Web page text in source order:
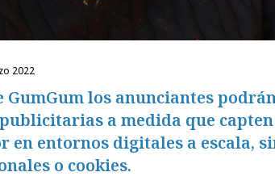
2022
GumGum los anunciantes
a medida que
en entornos digitales a escala,
o cookies.